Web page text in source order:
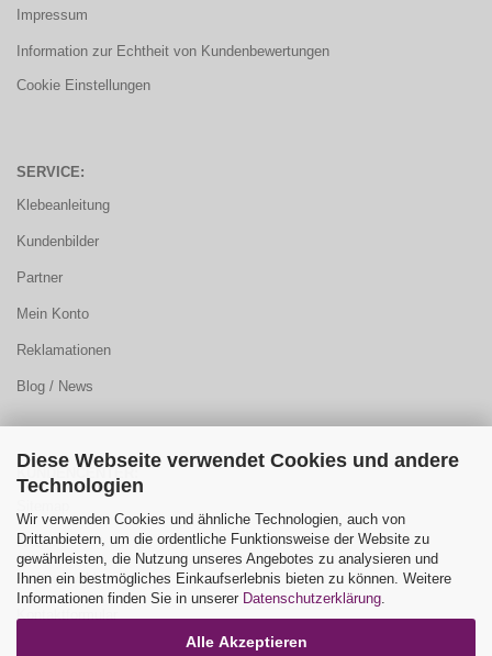
Diese Webseite verwendet Cookies und andere
Technologien
Wir verwenden Cookies und ähnliche Technologien, auch von
Drittanbietern, um die ordentliche Funktionsweise der Website zu
gewährleisten, die Nutzung unseres Angebotes zu analysieren und
Ihnen ein bestmögliches Einkaufserlebnis bieten zu können. Weitere
Informationen finden Sie in unserer Datenschutzerklärung.
Alle Akzeptieren
Impressum
Information zur Echtheit von Kundenbewertungen
Cookie Einstellungen
SERVICE:
Klebeanleitung
Kundenbilder
Partner
Mein Konto
Reklamationen
Blog / News
FAQ
Farbauswahl
Kontaktformular